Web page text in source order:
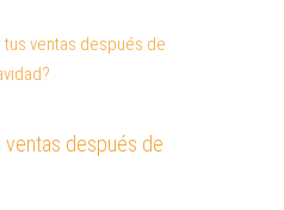
ventas después de